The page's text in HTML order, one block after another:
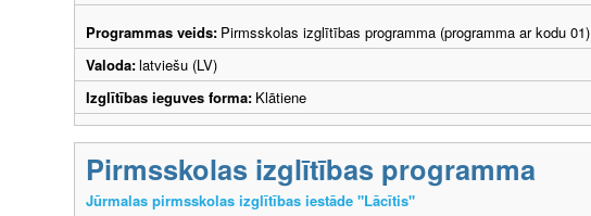
Programmas veids: Pirmsskolas izglītības programma (programma ar kodu 01)
Valoda:latviešu (LV)
Izglītības ieguves forma: Klātiene
Pirmsskolas izglītības programma
Jūrmalas pirmsskolas izglītības iestāde "Lācītis"